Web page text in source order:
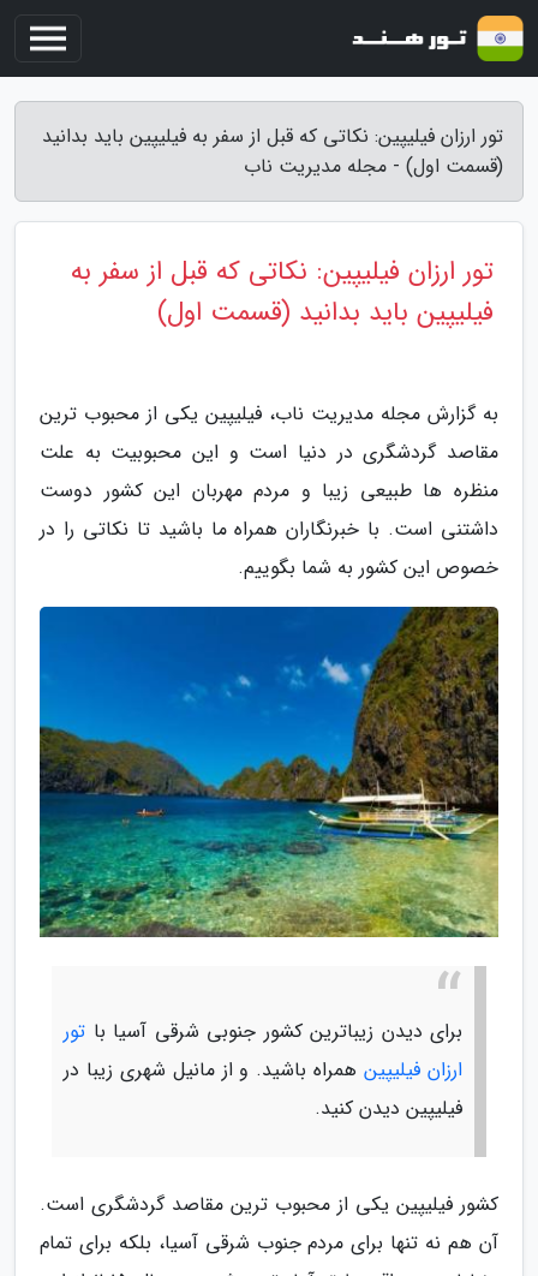
تور ارزان فیلیپین: نکاتی که قبل از سفر به فیلیپین باید بدانید
(قسمت اول) - مجله مدیریت ناب
تور ارزان فیلیپین: نکاتی که قبل از سفر به
فیلیپین باید بدانید (قسمت اول)
به گزارش مجله مدیریت ناب، فیلیپین یکی از محبوب ترین
مقاصد گردشگری در دنیا است و این محبوبیت به علت
منظره ها طبیعی زیبا و مردم مهربان این کشور دوست
داشتنی است. با خبرنگاران همراه ما باشید تا نکاتی را در
خصوص این کشور به شما بگوییم.
برای دیدن زیباترین کشور جنوبی شرقی آسیا با تور
ارزان فیلیپینهمراه باشید. و از مانیل شهری زیبا در
فیلیپین دیدن کنید.
کشور فیلیپین یکی از محبوب ترین مقاصد گردشگری است.
آن هم نه تنها برای مردم جنوب شرقی آسیا، بلکه برای تمام